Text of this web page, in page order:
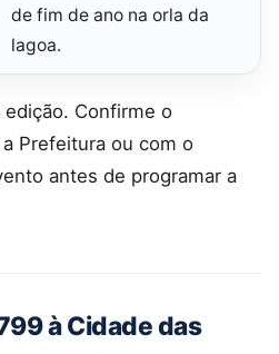
de fim de ano na orla da
lagoa.
edição. Confirme o
Prefeitura ou com o
antes de programar a
à Cidade das